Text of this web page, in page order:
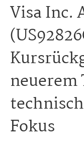
Visa Inc.
neuerem
Fokus